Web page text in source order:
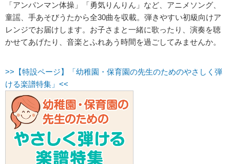
「アンパンマン体操」「勇気りんりん」など、アニメソング、
童謡、手あそびうたから全30曲を収載。弾きやすい初級向けア
レンジでお届けします。お子さまと一緒に歌ったり、演奏を聴
かせてあげたり、音楽とふれあう時間を過ごしてみませんか。
>>【特設ページ】「幼稚園・保育園の先生のためのやさしく弾
ける楽譜特集」<<